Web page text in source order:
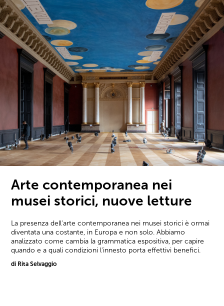
Arte contemporanea nei
musei storici, nuove letture
La presenza dell'arte contemporanea nei musei storici è ormai
diventata una costante, in Europa e non solo. Abbiamo
analizzato come cambia la grammatica espositiva, per capire
quando e a quali condizioni l'innesto porta effettivi benefici.
di Rita Selvaggio